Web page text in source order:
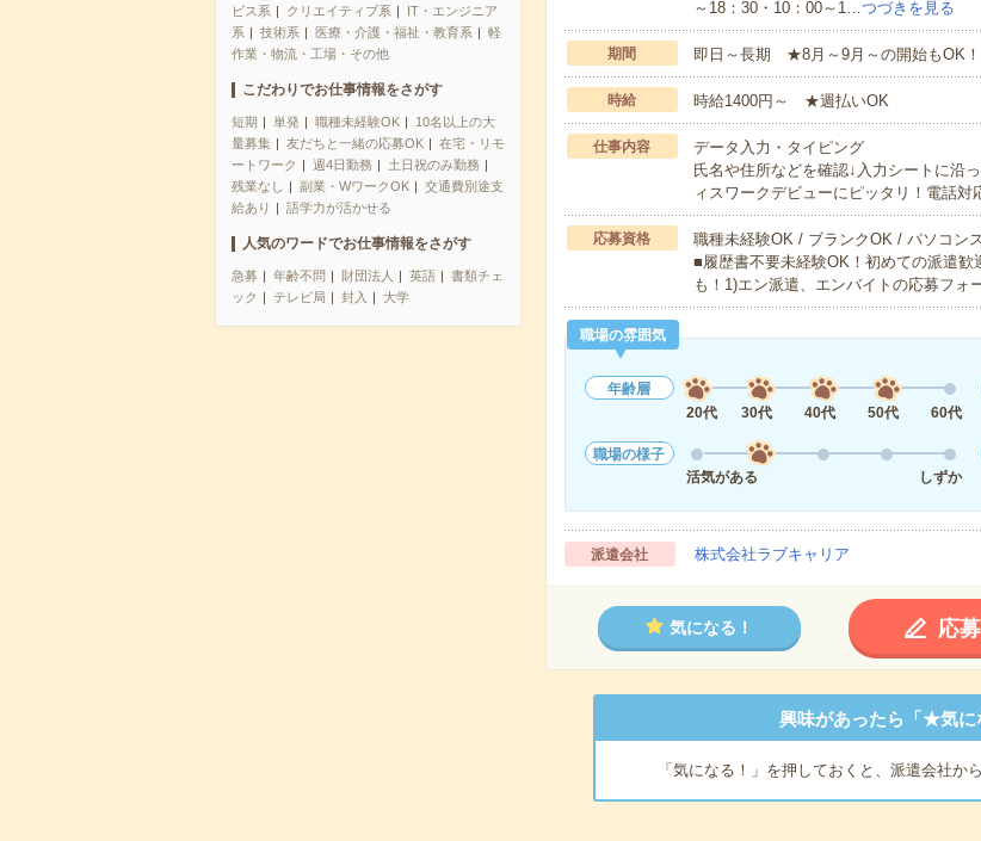
ビス系
クリエイティブ系
IT・エンジニア
系
技術系 医療・介護・福祉・教育系
軽
作業・物流・工場・その他
こだわりでお仕事情報をさがす
短期 単発 職種未経験OK
10名以上の大
量募集
友だちと一緒の応募OK
在宅・リモ
ートワーク
週4日勤務
土日祝のみ勤務
残業なし
副業・WワークOK
交通費別途支
給あり
語学力が活かせる
人気のワードでお仕事情報をさがす
急募 年齢不問 財団法人 英語
書類チェ
ック
テレビ局 封入 大学
～18：30・10：00～1…つづきを見る
期間 即日～長期 ★8月～9月～の開始もOK！
時給 時給1400円～ ★週払いOK
仕事内容
データ入力・タイピング
氏名や住所などを確認↓入力シートに沿
ィスワークデビューにピッタリ！電話
応募資格
職種未経験OK / ブランクOK / パソコン
■履歴書不要未経験OK！初めての派遣
も！1)エン派遣、エンバイトの応募フォ
職場の雰囲気
年齢層
20代
30代 40代 50代 60代
職場の様子
活気がある
しずか
派遣会社 株式会社ラブキャリア
気になる！ 応
興味があったら「★気に
「気になる！」を押しておくと、派遣会社から